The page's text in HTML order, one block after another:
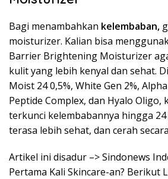
Bagi menambahkan kelembaban,
moisturizer. Kalian bisa
Barrier Brightening Moisturizer
kulit yang lebih kenyal dan sehat.
Moist 24 0,5%, White Gen 2%,
Peptide Complex, dan Hyalo Oligo,
terkunci kelembabannya hingga
terasa lebih sehat, dan cerah
Artikel ini disadur –> Sindonews
Pertama Kali Skincare-an? Berikut